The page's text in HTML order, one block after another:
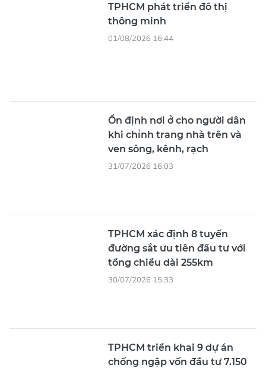
TPHCM phát triển đô thị
thông minh
01/08/2026 16:44
Ổn định nơi ở cho người dân
khi chỉnh trang nhà trên và
ven sông, kênh, rạch
31/07/2026 16:03
TPHCM xác định 8 tuyến
đường sắt ưu tiên đầu tư với
tổng chiều dài 255km
30/07/2026 15:33
TPHCM triển khai 9 dự án
chống ngập vốn đầu tư 7.150